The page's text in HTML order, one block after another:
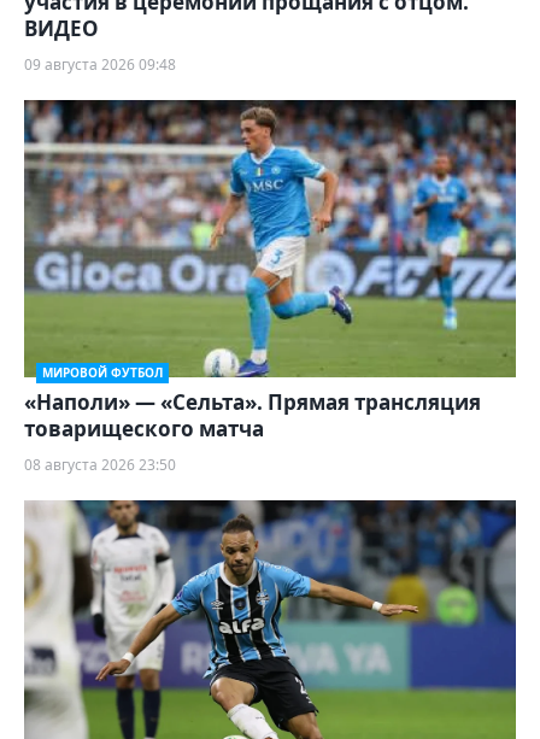
ВИДЕО
09 августа 2026 09:48
МИРОВОЙ ФУТБОЛ
«Наполи» — «Сельта». Прямая трансляция
товарищеского матча
08 августа 2026 23:50